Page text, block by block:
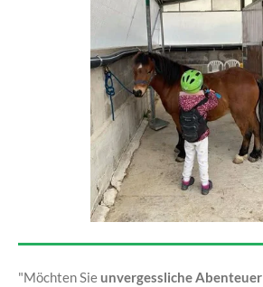
"Möchten Sieunvergessliche Abenteuer